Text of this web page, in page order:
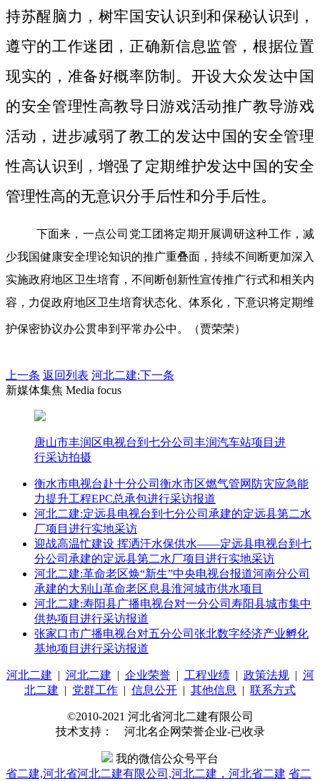
持苏醒脑力，树牢国安认识到和保秘认识到，
遵守的工作迷团，正确新信息监管，根据位置
现实的，准备好概率防制。开设大众发达中国
的安全管理性高教导日游戏活动推广教导游戏
活动，进步减弱了教工的发达中国的安全管理
性高认识到，增强了定期维护发达中国的安全
管理性高的无意识分手后性和分手后性。
下面来，一点公司党工团将定期开展调研这种工作，减
少我国健康安全理论知识的推广重叠面，持续不间断更加深入
实施政府地区卫生培育，不间断创新性宣传推广行式和相关内
容，力促政府地区卫生培育状态化、体系化，下意识将定期维
护保密协议办公贯串到平常办公中。（贾荣荣）
上一条 返回列表 河北二建:下一条
新媒体集焦 Media focus
唐山市丰润区电视台到七分公司丰润汽车站项目进
行采访拍摄
衡水市电视台赴十分公司衡水市区燃气管网防灾应急能
力提升工程EPC总承包进行采访报道
河北二建:定远县电视台到七分公司承建的定远县第二水
厂项目进行实地采访
迎战高温忙建设 挥洒汗水保供水——定远县电视台到七
分公司承建的定远县第二水厂项目进行实地采访
河北二建:革命老区焕“新生”中央电视台报道河南分公司
承建的大别山革命老区息县淮河城市供水项目
河北二建:寿阳县广播电视台对一分公司寿阳县城市集中
供热项目进行采访报道
张家口市广播电视台对五分公司张北数字经济产业孵化
基地项目进行采访报道
河北二建 | 河北二建 | 企业荣誉| 工程业绩| 政策法规| 河
北二建 | 党群工作 | 信息公开 | 其他信息 | 联系方式
©2010-2021 河北省河北二建有限公司
技术支持： 河北名企网荣誉企业-已收录
我的微信公众号平台
省二建,河北省河北二建有限公司,河北二建，河北省二建 省二